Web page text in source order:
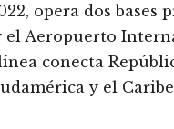
opera dos
el Aeropuerto
conecta
y el